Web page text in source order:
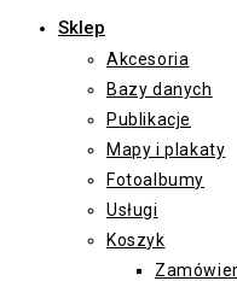
Sklep
Akcesoria
Bazy danych
Publikacje
Mapy i plakaty
Fotoalbumy
Usługi
Koszyk